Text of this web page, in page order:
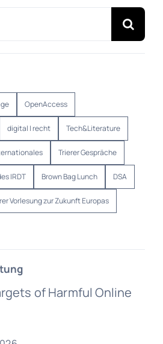
OpenAccess
digital | recht Tech&Literature
Trierer Gespräche
IRDT Brown Bag Lunch DSA
Vorlesung zur Zukunft Europas
of Harmful Online